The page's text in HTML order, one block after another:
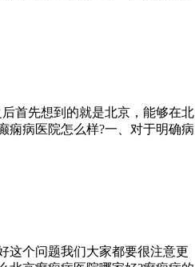
首先想到的就是北京，能够在北
痫病医院怎么样?一、对于明确病
这个问题我们大家都要很注意更